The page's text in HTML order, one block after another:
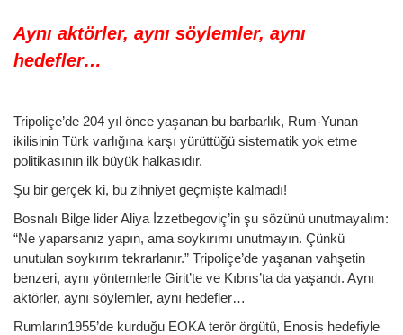
Aynı aktörler, aynı söylemler, aynı
hedefler…
Tripoliçe’de 204 yıl önce yaşanan bu barbarlık, Rum-Yunan
ikilisinin Türk varlığına karşı yürüttüğü sistematik yok etme
politikasının ilk büyük halkasıdır.
Şu bir gerçek ki, bu zihniyet geçmişte kalmadı!
Bosnalı Bilge lider Aliya İzzetbegoviç’in şu sözünü unutmayalım:
“Ne yaparsanız yapın, ama soykırımı unutmayın. Çünkü
unutulan soykırım tekrarlanır.” Tripoliçe’de yaşanan vahşetin
benzeri, aynı yöntemlerle Girit’te ve Kıbrıs’ta da yaşandı. Aynı
aktörler, aynı söylemler, aynı hedefler…
Rumların1955’de kurduğu EOKA terör örgütü, Enosis hedefiyle